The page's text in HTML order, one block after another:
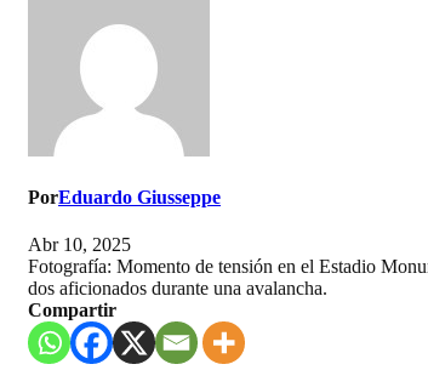
PorEduardo Giusseppe
Abr 10, 2025
Fotografía: Momento de tensión en el Estadio
dos aficionados durante una avalancha.
Compartir